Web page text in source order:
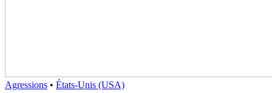
Agressions • États-Unis (USA)